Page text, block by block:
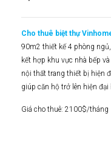
Cho thuê biệt thự
90m2 thiết kế 4 phòng
kết hợp khu vực nhà bếp
nội thất trang thiết bị hiện
giúp căn hộ trở lên hiện đại
Giá cho thuê: 2100$/tháng